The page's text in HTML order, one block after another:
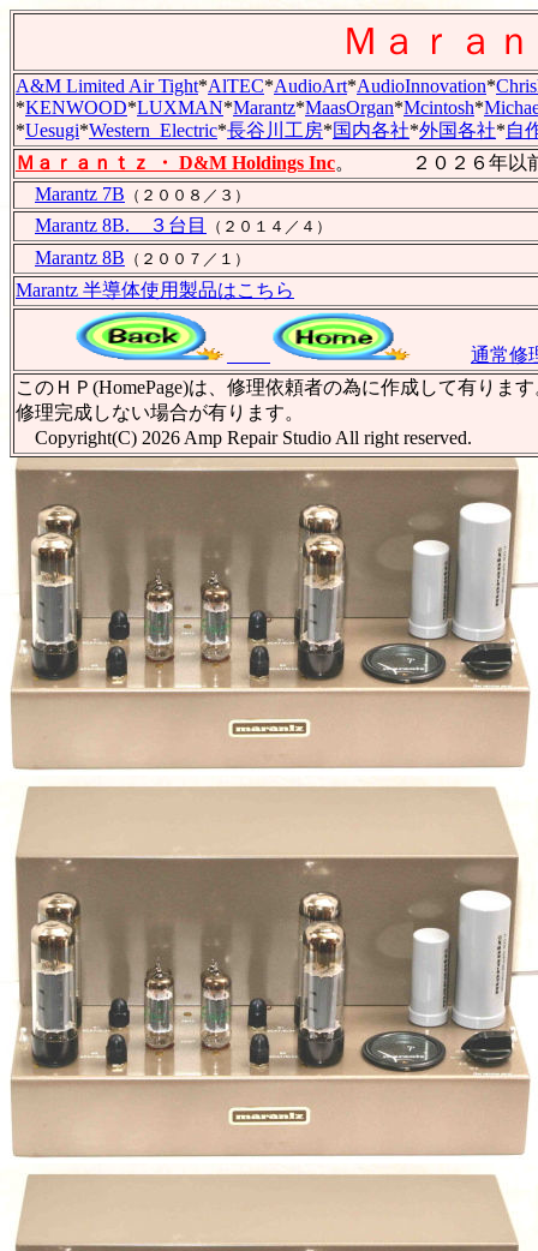
Ｍａｒａ
A&M Limited Air Tight*AlTEC*AudioArt*AudioInnovation*
*KENWOOD*LUXMAN*Marantz*MaasOrgan*Mcintosh*
*Uesugi*Western_Electric*長谷川工房*国内各社*外国各社*自
Ｍａｒａｎｔｚ ・ D&M Holdings Inc。 ２０２６年以前
Marantz 7B （２００８／３）
Marantz 8B. ３台目 （２０１４／４）
Marantz 8B （２００７／１）
Marantz 半導体使用製品はこちら
通常修
このＨＰ(HomePage)は、修理依頼者の為に作成して有り
修理完成しない場合が有ります。
Copyright(C) 2026 Amp Repair Studio All right reserved.